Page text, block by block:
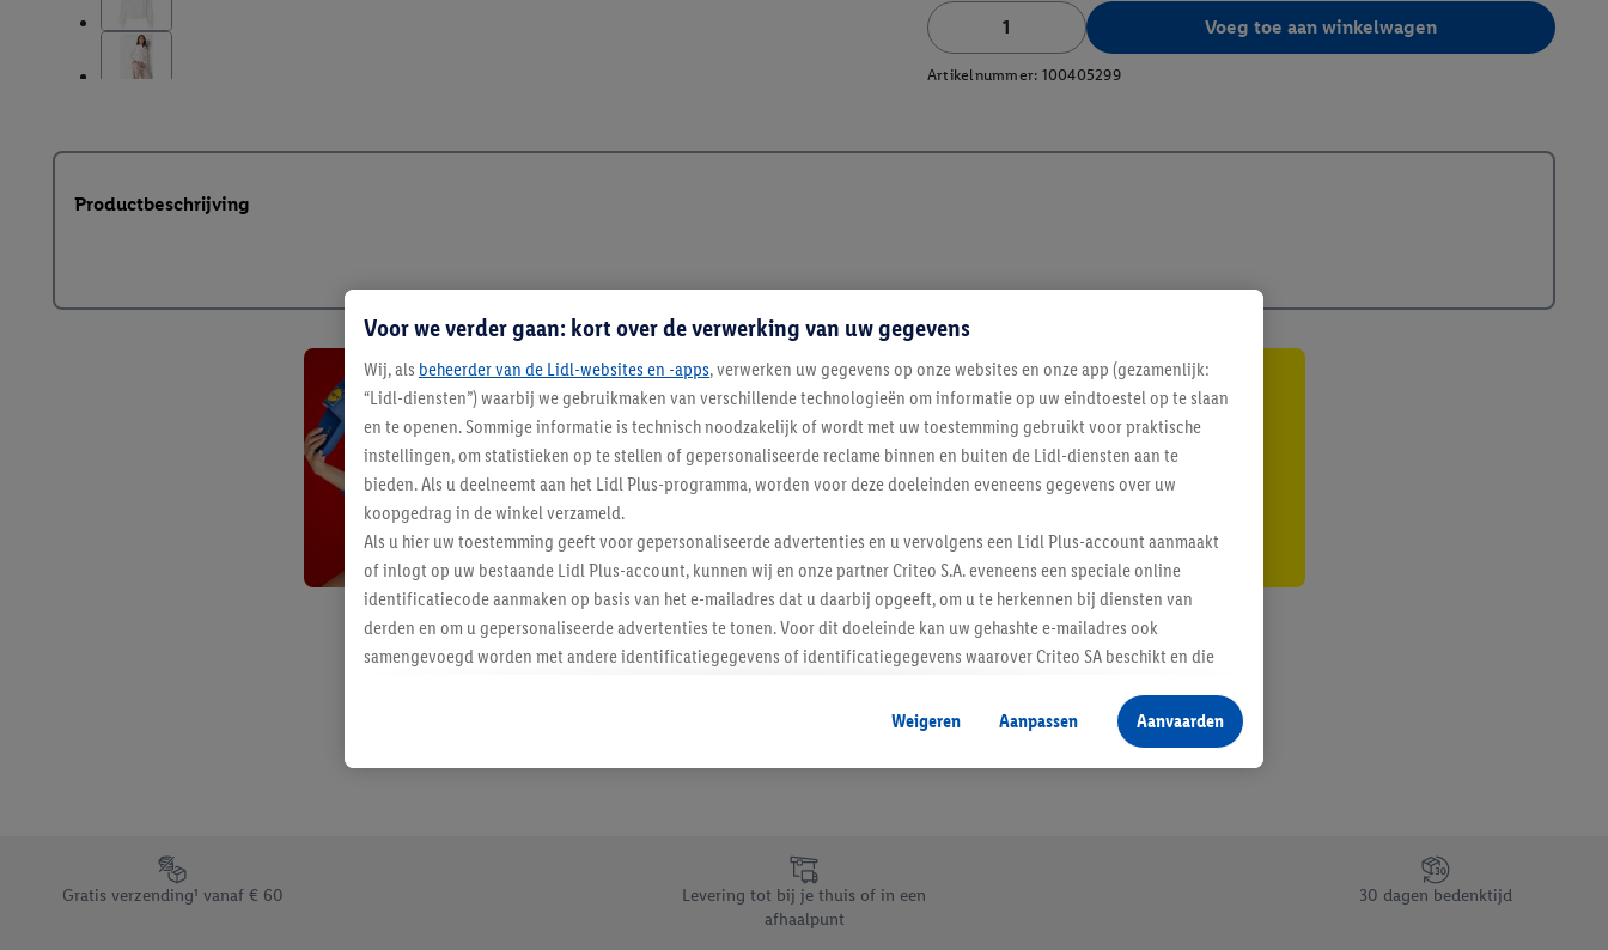
Voeg toe aan winkelwagen
Artikelnummer: 100405299
Productbeschrijving
Blijf op de hoogte
Schrijf je in op de newsletter
Footerelement met de verschillende USPs van Lidl.be
Gratis verzending¹ vanaf € 60
Levering tot bij je thuis of in een
afhaalpunt
30 dagen bedenktijd
Voor we verder gaan: kort over de verwerking van uw gegevens
Wij, als beheerder van de Lidl-websites en -apps, verwerken uw gegevens op onze websites en onze app (gezamenlijk:
“Lidl-diensten”) waarbij we gebruikmaken van verschillende technologieën om informatie op uw eindtoestel op te slaan
en te openen. Sommige informatie is technisch noodzakelijk of wordt met uw toestemming gebruikt voor praktische
instellingen, om statistieken op te stellen of gepersonaliseerde reclame binnen en buiten de Lidl-diensten aan te
bieden. Als u deelneemt aan het Lidl Plus-programma, worden voor deze doeleinden eveneens gegevens over uw
koopgedrag in de winkel verzameld.
Als u hier uw toestemming geeft voor gepersonaliseerde advertenties en u vervolgens een Lidl Plus-account aanmaakt
of inlogt op uw bestaande Lidl Plus-account, kunnen wij en onze partner Criteo S.A. eveneens een speciale online
identificatiecode aanmaken op basis van het e-mailadres dat u daarbij opgeeft, om u te herkennen bij diensten van
derden en om u gepersonaliseerde advertenties te tonen. Voor dit doeleinde kan uw gehashte e-mailadres ook
samengevoegd worden met andere identificatiegegevens of identificatiegegevens waarover Criteo SA beschikt en die
Als u hiermee akkoord gaat, kunnen advertenties in het kader van retargeting, d.w.z. advertenties voor producten waarin
u interesse hebt getoond (bijvoorbeeld door het product in de webshop aan uw winkelmandje toe te voegen, maar het
niet te kopen), ook op verschillende apparaten en verschillende Lidl-diensten worden weergegeven als er met behulp
Onder “Aanpassen” kunt u individuele doeleinden toestaan en meer informatie vinden over de gegevensverwerking.
Door op “weigeren” te klikken, kunt u alleen het gebruik van de noodzakelijke technologieën toestaan. Door op
“aanvaarden” te klikken, stemt u in met alle verwerkingen voor alle bovengenoemde doeleinden. Meer informatie,
Weigeren Aanpassen Aanvaarden